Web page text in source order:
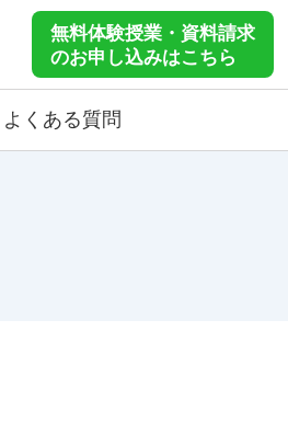
無料体験授業・資料請求
のお申し込みはこちら
よくある質問